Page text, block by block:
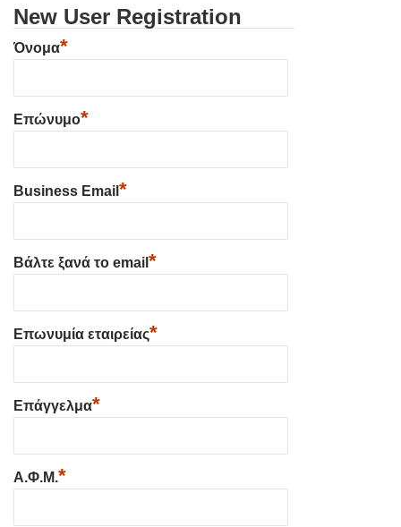
New User Registration
Όνομα*
Επώνυμο*
Business Email *
Βάλτε ξανά το email *
Επωνυμία εταιρείας*
Επάγγελμα*
Α.Φ.Μ.*